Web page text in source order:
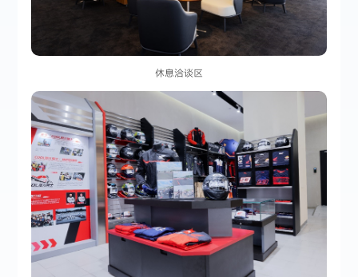
休息洽谈区